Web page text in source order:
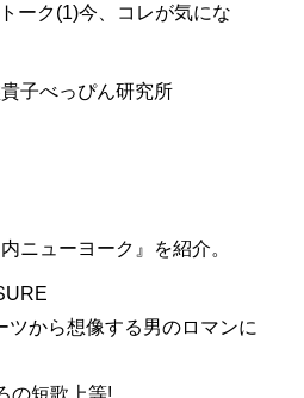
ーク(1)今、コレが気にな
子べっぴん研究所
ニューヨーク』を紹介。
ツから想像する男のロマンに
の短歌上等!